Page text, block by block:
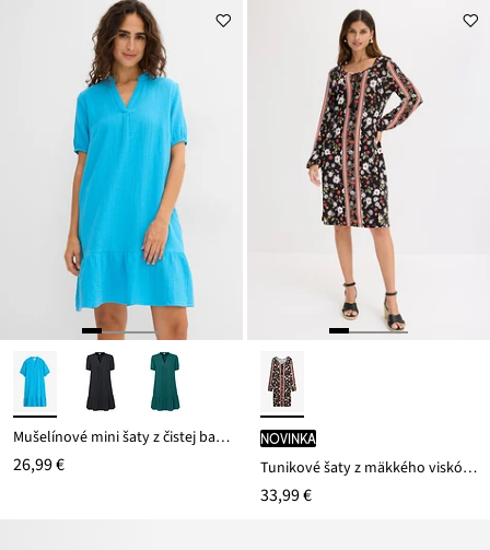
Mušelínové mini šaty z čistej bavlny
26,99 €
novinka
Tunikové šaty z mäkkého viskózového mixu
33,99 €